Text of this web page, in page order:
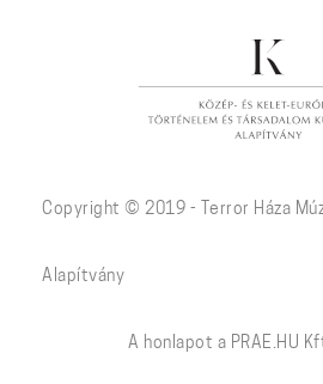
Copyright © 2019 - Terror Háza
Alapítvány
A honlapot a PRAE.HU